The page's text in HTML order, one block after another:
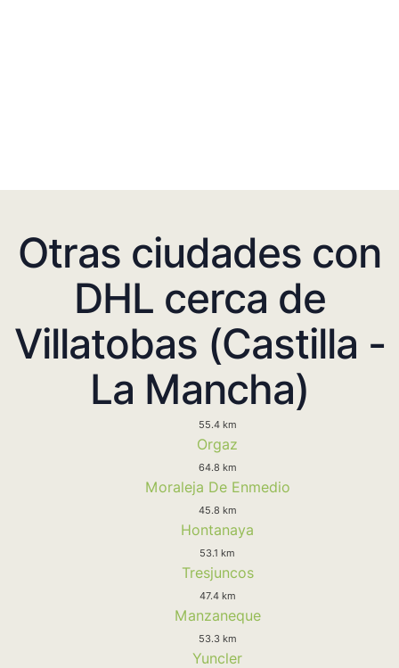
Otras ciudades con
DHL cerca de
Villatobas (Castilla -
La Mancha)
55.4 km
Orgaz
64.8 km
Moraleja De Enmedio
45.8 km
Hontanaya
53.1 km
Tresjuncos
47.4 km
Manzaneque
53.3 km
Yuncler